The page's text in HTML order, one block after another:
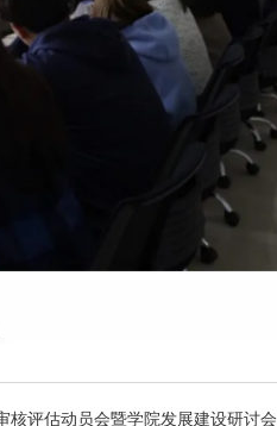
核评估动员会暨学院发展建设研讨会